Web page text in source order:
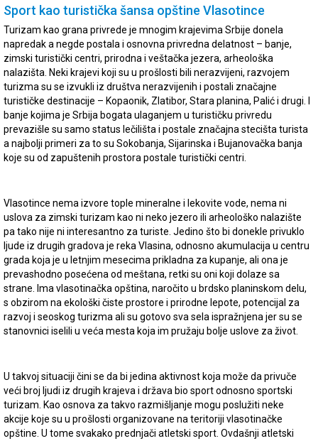
Sport kao turistička šansa opštine Vlasotince
Turizam kao grana privrede je mnogim krajevima Srbije donela
napredak a negde postala i osnovna privredna delatnost – banje,
zimski turistički centri, prirodna i veštačka jezera, arheološka
nalazišta. Neki krajevi koji su u prošlosti bili nerazvijeni, razvojem
turizma su se izvukli iz društva nerazvijenih i postali značajne
turističke destinacije – Kopaonik, Zlatibor, Stara planina, Palić i drugi. I
banje kojima je Srbija bogata ulaganjem u turističku privredu
prevazišle su samo status lečilišta i postale značajna stecišta turista
a najbolji primeri za to su Sokobanja, Sijarinska i Bujanovačka banja
koje su od zapuštenih prostora postale turistički centri.
Vlasotince nema izvore tople mineralne i lekovite vode, nema ni
uslova za zimski turizam kao ni neko jezero ili arheološko nalazište
pa tako nije ni interesantno za turiste. Jedino što bi donekle privuklo
ljude iz drugih gradova je reka Vlasina, odnosno akumulacija u centru
grada koja je u letnjim mesecima prikladna za kupanje, ali ona je
prevashodno posećena od meštana, retki su oni koji dolaze sa
strane. Ima vlasotinačka opština, naročito u brdsko planinskom delu,
s obzirom na ekološki čiste prostore i prirodne lepote, potencijal za
razvoj i seoskog turizma ali su gotovo sva sela ispražnjena jer su se
stanovnici iselili u veća mesta koja im pružaju bolje uslove za život.
U takvoj situaciji čini se da bi jedina aktivnost koja može da privuče
veći broj ljudi iz drugih krajeva i država bio sport odnosno sportski
turizam. Kao osnova za takvo razmišljanje mogu poslužiti neke
akcije koje su u prošlosti organizovane na teritoriji vlasotinačke
opštine. U tome svakako prednjači atletski sport. Ovdašnji atletski